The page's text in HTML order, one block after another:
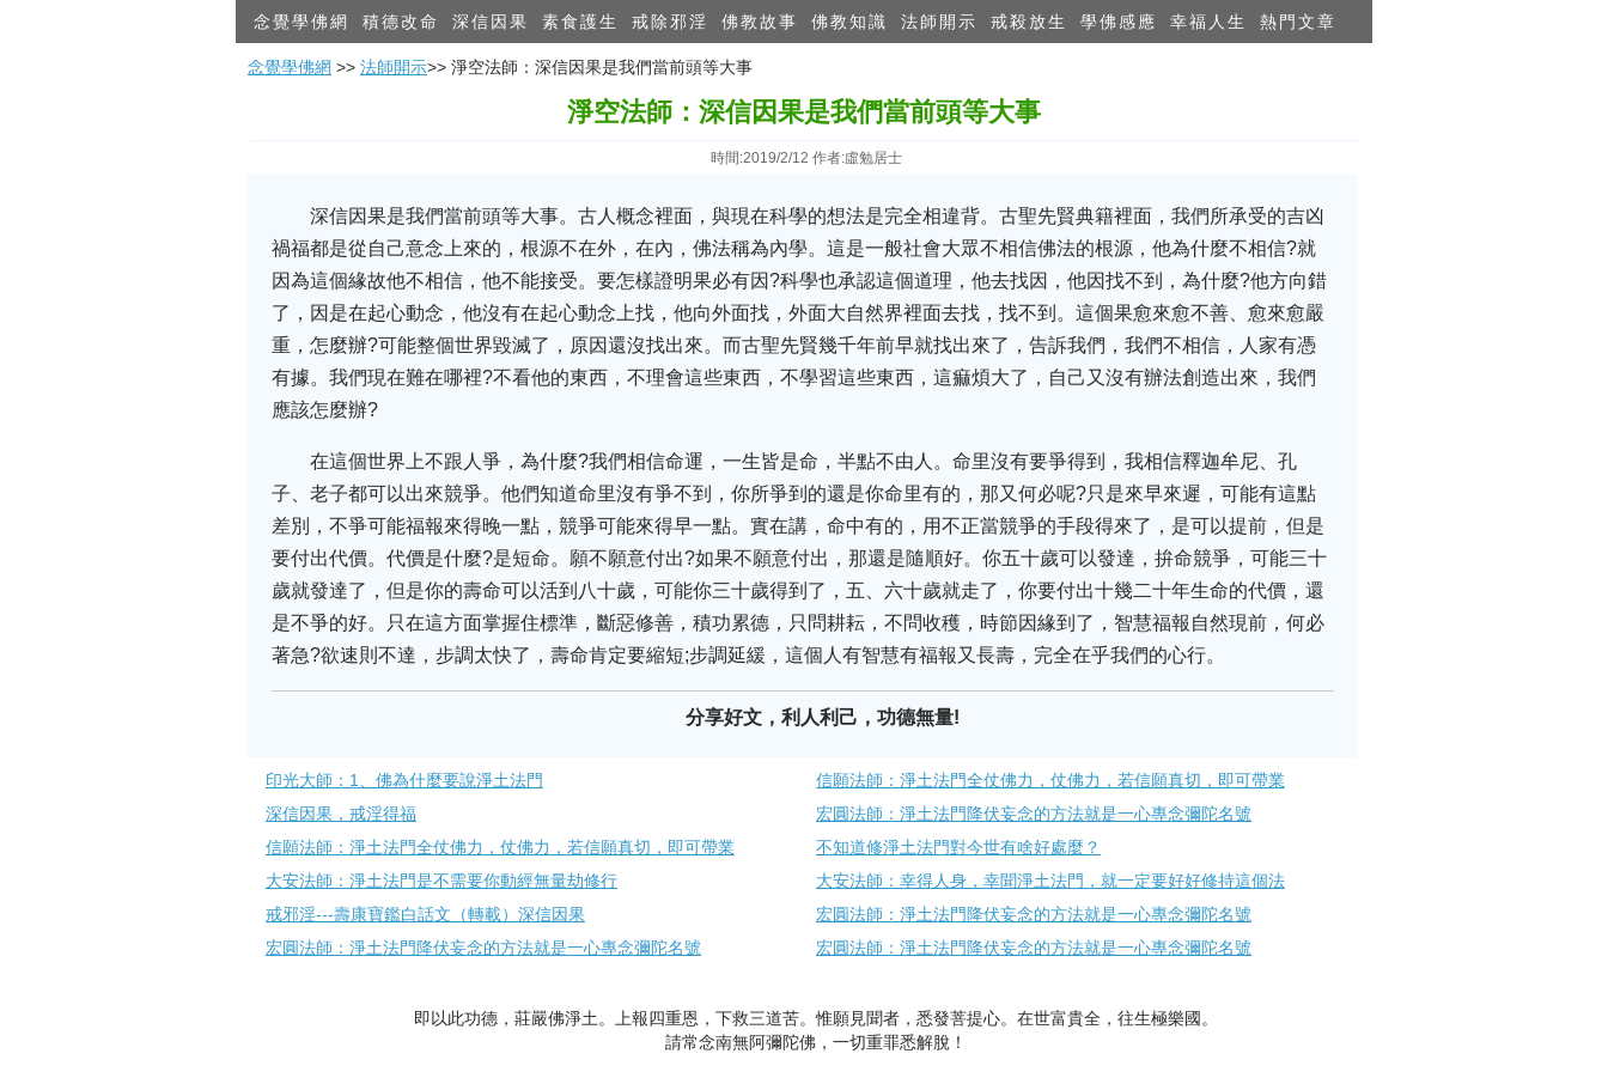
念覺學佛網 積德改命 深信因果 素食護生 戒除邪淫 佛教故事 佛教知識 法師開示 戒殺放生 學佛感應 幸福人生 熱門文章
念覺學佛網 >> 法師開示>> 淨空法師：深信因果是我們當前頭等大事
淨空法師：深信因果是我們當前頭等大事
時間:2019/2/12 作者:虛勉居士
深信因果是我們當前頭等大事。古人概念裡面，與現在科學的想法是完全相違背。古聖先賢典籍裡面，我們所承受的吉凶
禍福都是從自己意念上來的，根源不在外，在內，佛法稱為內學。這是一般社會大眾不相信佛法的根源，他為什麼不相信?就
因為這個緣故他不相信，他不能接受。要怎樣證明果必有因?科學也承認這個道理，他去找因，他因找不到，為什麼?他方向錯
了，因是在起心動念，他沒有在起心動念上找，他向外面找，外面大自然界裡面去找，找不到。這個果愈來愈不善、愈來愈嚴
重，怎麼辦?可能整個世界毀滅了，原因還沒找出來。而古聖先賢幾千年前早就找出來了，告訴我們，我們不相信，人家有憑
有據。我們現在難在哪裡?不看他的東西，不理會這些東西，不學習這些東西，這痲煩大了，自己又沒有辦法創造出來，我們
應該怎麼辦?
在這個世界上不跟人爭，為什麼?我們相信命運，一生皆是命，半點不由人。命里沒有要爭得到，我相信釋迦牟尼、孔
子、老子都可以出來競爭。他們知道命里沒有爭不到，你所爭到的還是你命里有的，那又何必呢?只是來早來遲，可能有這點
差別，不爭可能福報來得晚一點，競爭可能來得早一點。實在講，命中有的，用不正當競爭的手段得來了，是可以提前，但是
要付出代價。代價是什麼?是短命。願不願意付出?如果不願意付出，那還是隨順好。你五十歲可以發達，拚命競爭，可能三十
歲就發達了，但是你的壽命可以活到八十歲，可能你三十歲得到了，五、六十歲就走了，你要付出十幾二十年生命的代價，還
是不爭的好。只在這方面掌握住標準，斷惡修善，積功累德，只問耕耘，不問收穫，時節因緣到了，智慧福報自然現前，何必
著急?欲速則不達，步調太快了，壽命肯定要縮短;步調延緩，這個人有智慧有福報又長壽，完全在乎我們的心行。
分享好文，利人利己，功德無量!
印光大師：1、佛為什麼要說淨土法門
信願法師：淨土法門全仗佛力，仗佛力，若信願真切，即可帶業
深信因果，戒淫得福
宏圓法師：淨土法門降伏妄念的方法就是一心專念彌陀名號
信願法師：淨土法門全仗佛力，仗佛力，若信願真切，即可帶業
不知道修淨土法門對今世有啥好處麼？
大安法師：淨土法門是不需要你動經無量劫修行
大安法師：幸得人身，幸聞淨土法門，就一定要好好修持這個法
戒邪淫---壽康​寶鑑白話文（轉載）深信因果
宏圓法師：淨土法門降伏妄念的方法就是一心專念彌陀名號
宏圓法師：淨土法門降伏妄念的方法就是一心專念彌陀名號
宏圓法師：淨土法門降伏妄念的方法就是一心專念彌陀名號
即以此功德，莊嚴佛淨土。上報四重恩，下救三道苦。惟願見聞者，悉發菩提心。在世富貴全，往生極樂國。
請常念南無阿彌陀佛，一切重罪悉解脫！